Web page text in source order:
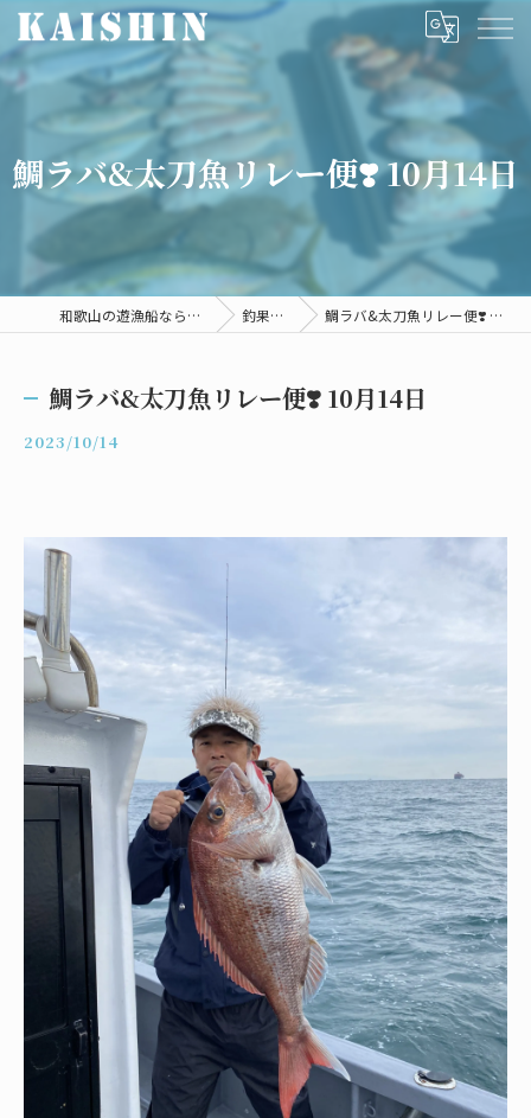
鯛ラバ&太刀魚リレー便❣️ 10月14日
和歌山の遊漁船ならKAISHIN 釣果情報 鯛ラバ&太刀魚リレー便❣️ 10月14日
鯛ラバ&太刀魚リレー便❣️ 10月14日
2023/10/14